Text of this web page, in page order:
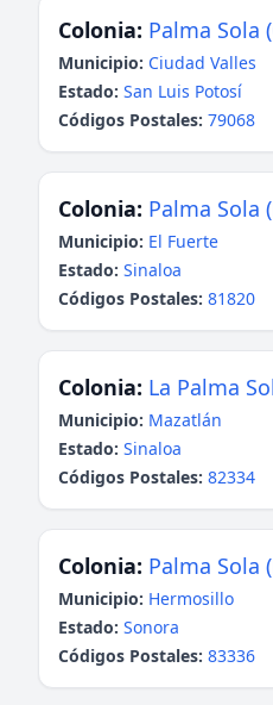
Colonia: Palma Sola
Municipio: Ciudad Valles
Estado: San Luis Potosí
Códigos Postales: 79068
Colonia: Palma Sola
Municipio: El Fuerte
Estado: Sinaloa
Códigos Postales: 81820
Colonia: La Palma
Municipio: Mazatlán
Estado: Sinaloa
Códigos Postales: 82334
Colonia: Palma Sola
Municipio: Hermosillo
Estado: Sonora
Códigos Postales: 83336